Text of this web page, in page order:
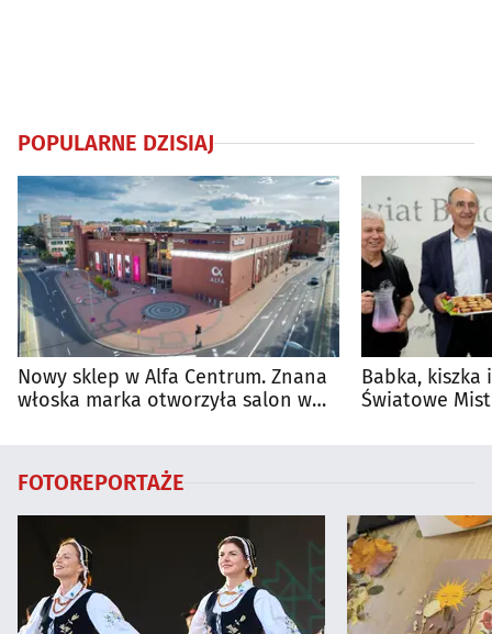
POPULARNE DZISIAJ
Nowy sklep w Alfa Centrum. Znana
włoska marka otworzyła salon w
Babka, kiszka
Światowe
FOTOREPORTAŻE